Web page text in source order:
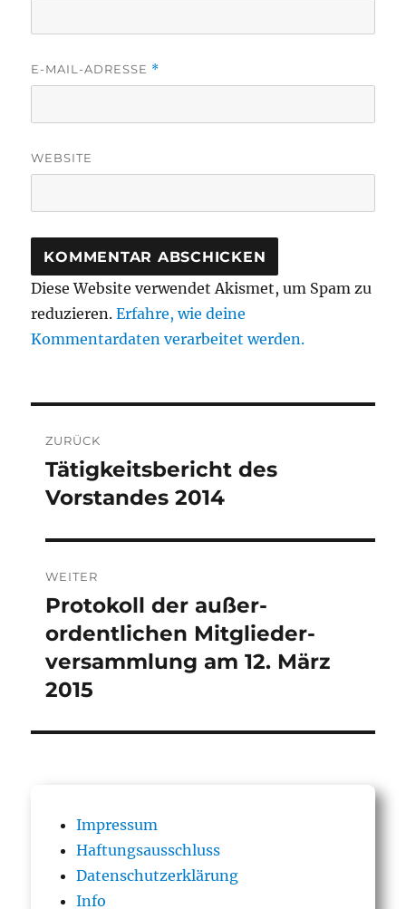
E-MAIL-ADRESSE *
WEBSITE
Diese Website verwendet Akismet, um Spam zu
reduzieren.Erfahre, wie deine
Kommentardaten verarbeitet werden.
ZURÜCK
Vorheriger
Beitrag:
Tätigkeitsbericht des
Vorstandes 2014
WEITER
Nächster
Beitrag:
Protokoll der außer­
ordentlichen Mitglieder­
versamm­lung am 12. März
2015
Impressum
Haftungsausschluss
Datenschutzerklärung
Info